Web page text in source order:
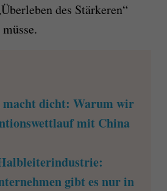
Überleben des Stärkeren“
macht dicht: Warum wir
mit China
gibt es nur in